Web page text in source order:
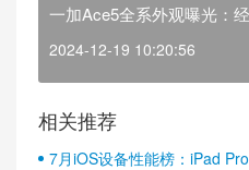
一加Ace5全系外观曝光：
2024-12-19 10:20:56
相关推荐
7月iOS设备性能榜：iPad